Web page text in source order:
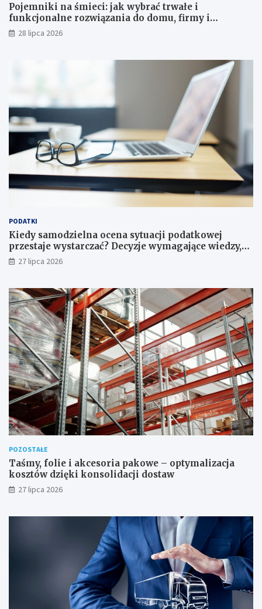
Pojemniki na śmieci: jak wybrać trwałe i
funkcjonalne rozwiązania do domu, firmy i
instytucji
28 lipca 2026
PODATKI
Kiedy samodzielna ocena sytuacji podatkowej
przestaje wystarczać? Decyzje wymagające wiedzy,
której nie zastąpi internet
27 lipca 2026
POZOSTAŁE
Taśmy, folie i akcesoria pakowe – optymalizacja
kosztów dzięki konsolidacji dostaw
27 lipca 2026